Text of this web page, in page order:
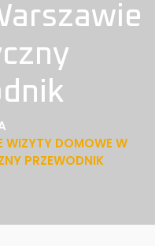
WIZYTY DOMOWE W
PRZEWODNIK